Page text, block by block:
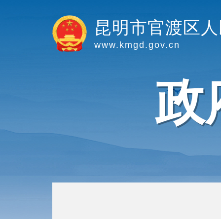
昆明市官渡区
www.kmgd.gov.cn
政